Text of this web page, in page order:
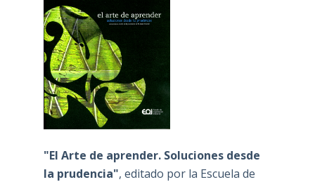
"El Arte de aprender. Soluciones desde
la prudencia", editado por la Escuela de